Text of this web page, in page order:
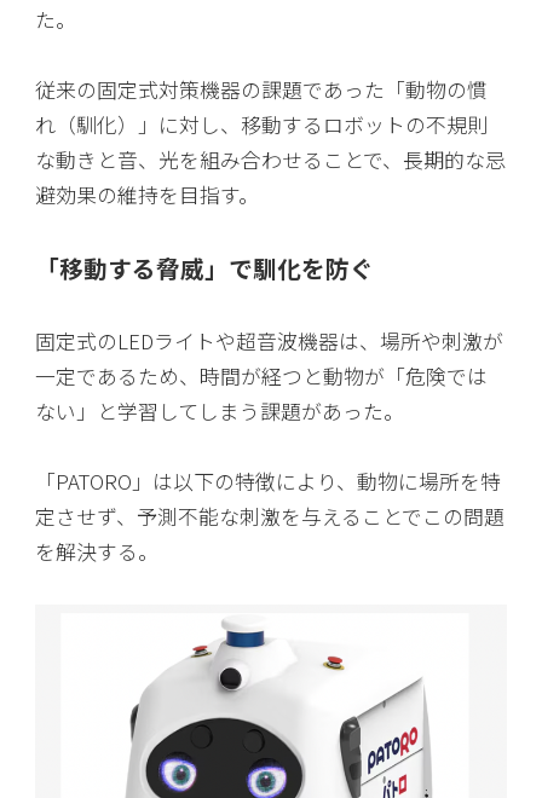
た。
従来の固定式対策機器の課題であった「動物の慣
れ（馴化）」に対し、移動するロボットの不規則
な動きと音、光を組み合わせることで、長期的な忌
避効果の維持を目指す。
「移動する脅威」で馴化を防ぐ
固定式のLEDライトや超音波機器は、場所や刺激が
一定であるため、時間が経つと動物が「危険では
ない」と学習してしまう課題があった。
「PATORO」は以下の特徴により、動物に場所を特
定させず、予測不能な刺激を与えることでこの問題
を解決する。